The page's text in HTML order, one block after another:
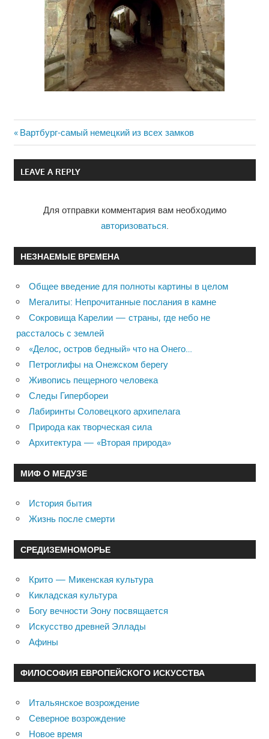
Навигация
по
Previous
Post:
Вартбург-самый немецкий из всех замков
LEAVE A REPLY
Для отправки комментария вам необходимо
авторизоваться
НЕЗНАЕМЫЕ ВРЕМЕНА
Общее введение для полноты картины в целом
Мегалиты: Непрочитанные послания в камне
Сокровища Карелии — страны, где небо не
рассталось с землей
«Делос, остров бедный» что на Онего…
Петроглифы на Онежском берегу
Живопись пещерного человека
Следы Гипербореи
Лабиринты Соловецкого архипелага
Природа как творческая сила
Архитектура — «Вторая природа»
МИФ О МЕДУЗЕ
История бытия
Жизнь после смерти
СРЕДИЗЕМНОМОРЬЕ
Крито — Микенская культура
Кикладская культура
Богу вечности Эону посвящается
Искусство древней Эллады
Афины
ФИЛОСОФИЯ ЕВРОПЕЙСКОГО ИСКУССТВА
Итальянское возрождение
Северное возрождение
Новое время